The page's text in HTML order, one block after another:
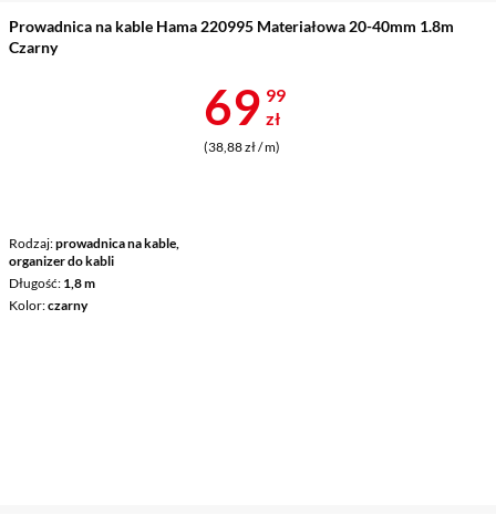
Prowadnica na kable Hama 220995 Materiałowa 20-40mm 1.8m
Czarny
Rodzaj prowadnica na kable,
organizer do kabli
Długość 1,8 m
Kolor czarny
Cena 69,99
69 99
zł
(38,88 zł / m)